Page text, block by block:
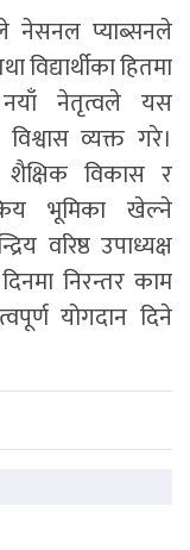
नेसनल प्याब्सनले
विद्यार्थीका हितमा
नेतृत्वले यस
व्यक्त गरे।
शैक्षिक विकास र
भूमिका खेल्ने
वरिष्ठ उपाध्यक्ष
निरन्तर काम
योगदान दिने